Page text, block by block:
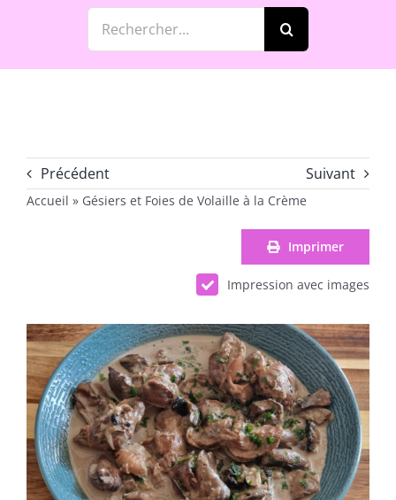
Rechercher:
Précédent Suivant
Accueil » Gésiers et Foies de Volaille à la Crème
Imprimer
Impression avec images